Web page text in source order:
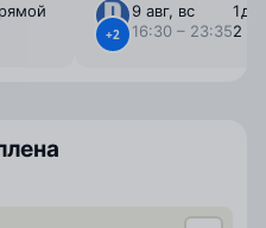
+2
9 авг, вс
16:30 – 23:35
1 ⁠д
2